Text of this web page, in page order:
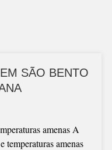
SÃO BENTO
amenas A
temperaturas amenas